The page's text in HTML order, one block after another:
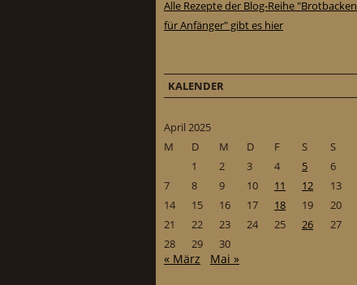
Alle Rezepte der Blog-Reihe "Brotbacken
für Anfänger" gibt es hier
KALENDER
April 2025
M
D M D F S
S
1
2 3 4 5
6
7
8 9 10 11 12
13
14
15 16 17 18 19
20
21
22 23 24 25 26
27
28
29 30
« März Mai »